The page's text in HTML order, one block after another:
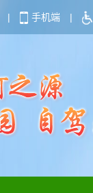
| 手机端 |